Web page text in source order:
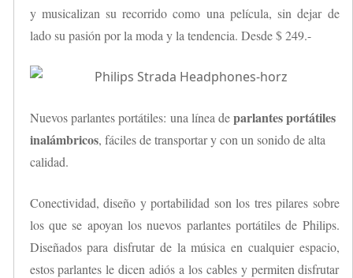
y musicalizan su recorrido como una película, sin dejar de
lado su pasión por la moda y la tendencia. Desde $ 249.-
Nuevos parlantes portátiles: una línea deparlantes portátiles
inalámbricos, fáciles de transportar y con un sonido de alta
calidad.
Conectividad, diseño y portabilidad son los tres pilares sobre
los que se apoyan los nuevos parlantes portátiles de Philips.
Diseñados para disfrutar de la música en cualquier espacio,
estos parlantes le dicen adiós a los cables y permiten disfrutar